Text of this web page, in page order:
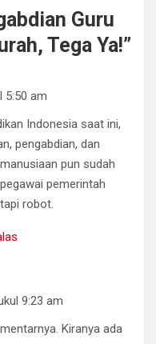
Guru
Tega Ya!”
5:50 am
Indonesia saat ini,
pengabdian, dan
pun sudah
pemerintah
robot.
9:23 am
Kiranya ada